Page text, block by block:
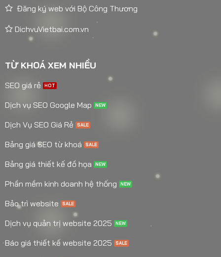
Đăng ký web với Bộ Công Thương
DichvuVietbai.com.vn
TỪ KHOÁ XEM NHIỀU
SEO giá rẻ
Dịch vụ SEO Google Map
Dịch Vụ SEO Giá Rẻ
Bảng giá SEO từ khoá
Bảng giá thiết kế đồ họa
Phần mềm kinh doanh hệ thống
Bảo trì website
Dịch vụ quản trị website 2025
Báo giá thiết kế website 2025